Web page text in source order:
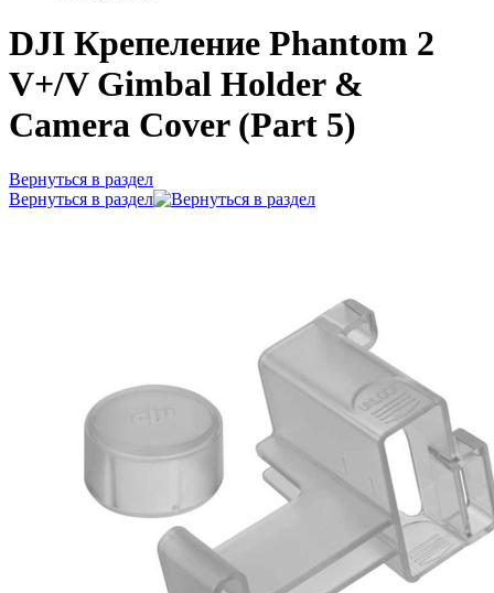
DJI Крепеление Phantom 2
V+/V Gimbal Holder &
Camera Cover (Part 5)
Вернуться в раздел
Вернуться в раздел